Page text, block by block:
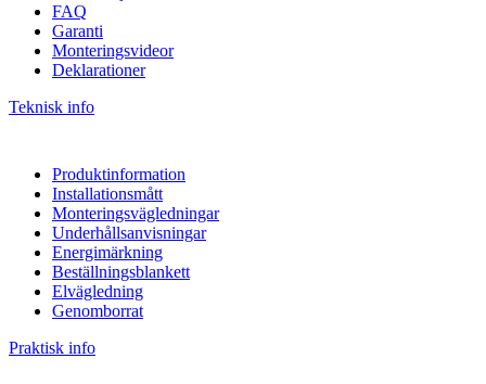
FAQ
Garanti
Monteringsvideor
Deklarationer
Teknisk info
Produktinformation
Installationsmått
Monteringsvägledningar
Underhållsanvisningar
Energimärkning
Beställningsblankett
Elvägledning
Genomborrat
Praktisk info